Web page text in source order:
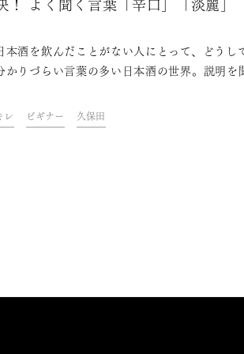
！ よく聞く言葉「辛口」「淡麗」
本酒を飲んだことがない人にとって、どうし
かりづらい言葉の多い日本酒の世界。説明を
はず。本記事ではそんな人たちのために、日本
世界で特によく使われる言葉から、絶対に押
レ ビギナー 久保田